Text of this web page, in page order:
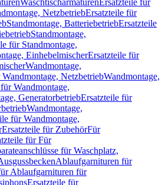
Waschtischarmaturen Ersatzteile für
NetzbetriebErsatzteile für
Standmontage, BatteriebetriebErsatzteile
Standmontage,
für Standmontage,
EinhebelmischerErsatzteile für
Wandmontage,
NetzbetriebWandmontage,
Wandmontage,
GeneratorbetriebErsatzteile für
Wandmontage,
für Wandmontage,
Ersatzteile für ZubehörFür
für Für
für Waschplatz,
Ablaufgarnituren für
Ablaufgarnituren für
Ersatzteile für